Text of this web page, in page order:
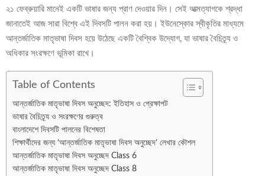
২১ ফেব্রুয়ারি মানেই একটি ভাষার জন্য প্রাণ দেওয়ার দিন। সেই আত্মত্যাগকে শ্রদ্ধা
জানাতেই আজ সারা বিশ্বে এই দিবসটি পালন করা হয়। ইউনেস্কোর স্বীকৃতির মাধ্যমে
আন্তর্জাতিক মাতৃভাষা দিবস হয়ে উঠেছে একটি বৈশ্বিক উদ্যোগ, যা ভাষার বৈচিত্র্য ও
অধিকার সংরক্ষণে ভূমিকা রাখে।
Table of Contents
আন্তর্জাতিক মাতৃভাষা দিবস অনুচ্ছেদ: ইতিহাস ও প্রেক্ষাপট
ভাষার বৈচিত্র্য ও সংরক্ষণের গুরুত্ব
বাংলাদেশে দিবসটি পালনের বিশেষতা
শিক্ষার্থীদের জন্য ‘আন্তর্জাতিক মাতৃভাষা দিবস অনুচ্ছেদ’ লেখার কৌশল
আন্তর্জাতিক মাতৃভাষা দিবস অনুচ্ছেদ Class 6
আন্তর্জাতিক মাতৃভাষা দিবস অনুচ্ছেদ Class 8